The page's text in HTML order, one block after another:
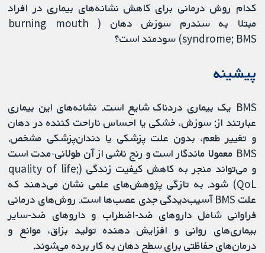
کدام روش درمانی برای کاهش نشانه‌های بیماری در افراد
مبتلا به سندرم سوزش دهان ( burning mouth
syndrome; BMS) سودمند است؟
پیشینه
BMS یک بیماری دردناک شایع است. نشانه‌های این بیماری
عبارتند از: سوزش، خشکی یا احساس ناراحت کننده در دهان
و تغییر طعم، بدون علت پزشکی یا دندان‌پزشکی مشخص.
BMS معمولا ماندگار است و رنج ناشی از آن طولانی-مدت است
و می‌تواند منجر به کاهش کیفیت زندگی (quality of life;
QoL) شود. به تازگی پژوهش‌های علمی نشان می‌دهند که
علت BMS آسیب‌دیدگی جدی عصب‌ها است. روش‎‌های درمانی
فراوانی شامل داروهای ضد-اضطراب و داروهای ضد-سایر
بیماری‌های روانی و افزایش دهنده تولید بزاق، موانع و
درمان‌های حفاظتی برای سطح دهان به کار برده می‌شوند.